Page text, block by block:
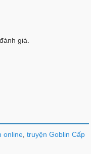
giá.
online, truyện Goblin Cấp